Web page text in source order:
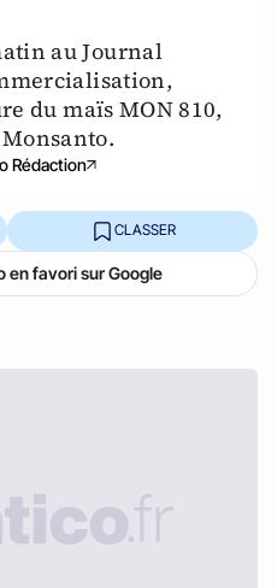
au Journal
du maïs MON 810,
Rédaction
CLASSER
en favori sur Google